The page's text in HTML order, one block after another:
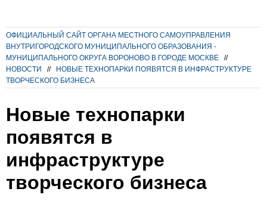
ОФИЦИАЛЬНЫЙ САЙТ ОРГАНА МЕСТНОГО САМОУПРАВЛЕНИЯ
ВНУТРИГОРОДСКОГО МУНИЦИПАЛЬНОГО ОБРАЗОВАНИЯ -
МУНИЦИПАЛЬНОГО ОКРУГА ВОРОНОВО В ГОРОДЕ МОСКВЕ
//
НОВОСТИ
//
НОВЫЕ ТЕХНОПАРКИ ПОЯВЯТСЯ В ИНФРАСТРУКТУРЕ
ТВОРЧЕСКОГО БИЗНЕСА
Новые технопарки
появятся в
инфраструктуре
творческого бизнеса